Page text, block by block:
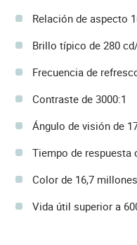
Relación de aspecto
Brillo típico de 280
Frecuencia de
Contraste de 3000:1
Ángulo de visión de
Tiempo de respuesta
Color de 16,7
Vida útil superior a